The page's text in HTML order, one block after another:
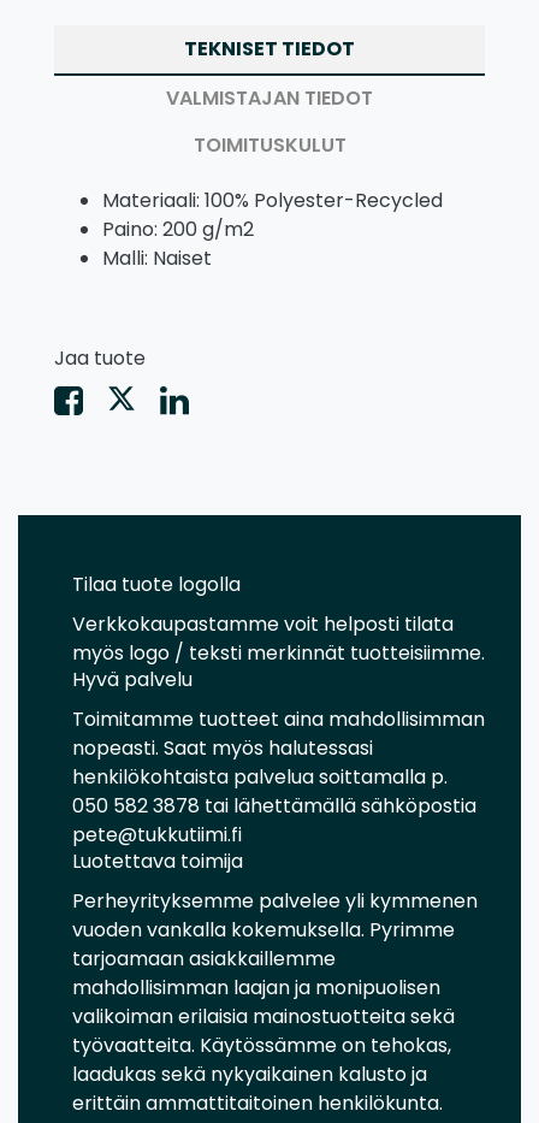
TEKNISET TIEDOT
VALMISTAJAN TIEDOT
TOIMITUSKULUT
Materiaali: 100% Polyester-Recycled
Paino: 200 g/m2
Malli: Naiset
Jaa tuote
Tilaa tuote logolla
Verkkokaupastamme voit helposti tilata
myös logo / teksti merkinnät tuotteisiimme.
Hyvä palvelu
Toimitamme tuotteet aina mahdollisimman
nopeasti. Saat myös halutessasi
henkilökohtaista palvelua soittamalla p.
050 582 3878 tai lähettämällä sähköpostia
pete@tukkutiimi.fi
Luotettava toimija
Perheyrityksemme palvelee yli kymmenen
vuoden vankalla kokemuksella. Pyrimme
tarjoamaan asiakkaillemme
mahdollisimman laajan ja monipuolisen
valikoiman erilaisia mainostuotteita sekä
työvaatteita. Käytössämme on tehokas,
laadukas sekä nykyaikainen kalusto ja
erittäin ammattitaitoinen henkilökunta.